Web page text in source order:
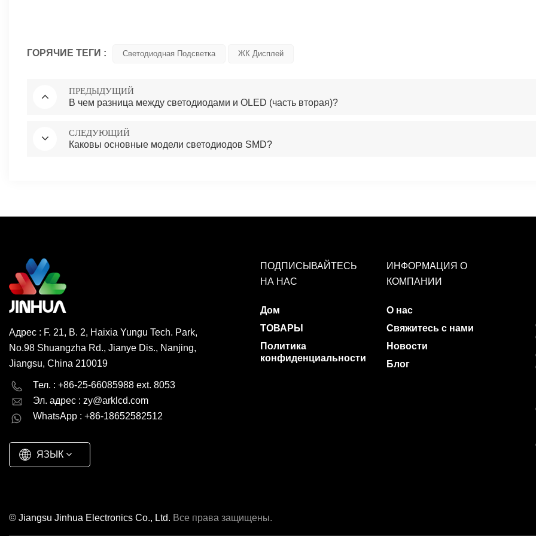
ГОРЯЧИЕ ТЕГИ : Светодиодная Подсветка ЖК Дисплей
ПРЕДЫДУЩИЙ
В чем разница между светодиодами и OLED (часть вторая)?
СЛЕДУЮЩИЙ
Каковы основные модели светодиодов SMD?
Адрес : F. 21, B. 2, Haixia Yungu Tech. Park,
No.98 Shuangzha Rd., Jianye Dis., Nanjing,
Jiangsu, China 210019
Тел. : +86-25-66085988 ext. 8053
Эл. адрес : zy@arklcd.com
WhatsApp : +86-18652582512
ЯЗЫК
English Deutsch
русский español
العربية
ПОДПИСЫВАЙТЕСЬ
НА НАС
Дом
ТОВАРЫ
Политика
конфиденциальности
ИНФОРМАЦИЯ О
КОМПАНИИ
О нас
Свяжитесь с нами
Новости
Блог
© Jiangsu Jinhua Electronics Co., Ltd. Все права защищены.